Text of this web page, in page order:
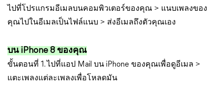
ไปที่โปรแกรมอีเมลบนคอมพิวเตอร์ของคุณ > แนบเพลงของ
คุณไปในอีเมลเป็นไฟล์แนบ > ส่งอีเมลถึงตัวคุณเอง
บน iPhone 8 ของคุณ
ขั้นตอนที่ 1. ไปที่แอป Mail บน iPhone ของคุณเพื่อดูอีเมล >
แตะเพลงแต่ละเพลงเพื่อโหลดมัน